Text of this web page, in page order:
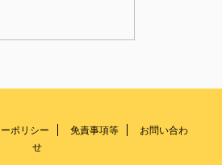
ポリシー 免責事項等
お問い合わ
せ